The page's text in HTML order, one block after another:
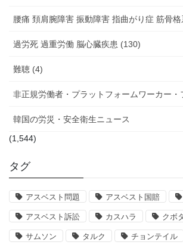
腰痛 頚肩腕障害 振動障害 指曲がり症 筋骨
過労死 過重労働 脳心臓疾患 (130)
難聴 (4)
非正規労働者・プラットフォームワーカー
韓国の労災・安全衛生ニュース
(1,544)
タグ
アスベスト問題 アスベスト国賠
アスベスト訴訟 カスハラ クボ
サムソン タルク チョンテイル